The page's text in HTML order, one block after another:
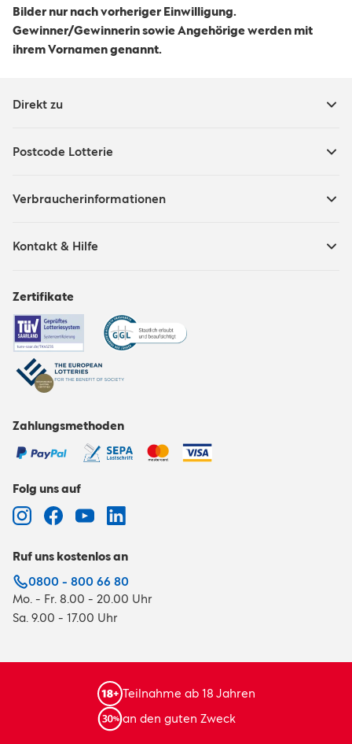
Bilder nur nach vorheriger Einwilligung.
Gewinner/Gewinnerin sowie Angehörige werden mit
ihrem Vornamen genannt.
Direkt zu
Postcode Lotterie
Verbraucherinformationen
Kontakt & Hilfe
Zertifikate
Zahlungsmethoden
Folg uns auf
Ruf uns kostenlos an
0800 - 800 66 80
Mo. - Fr. 8.00 - 20.00 Uhr
Sa. 9.00 - 17.00 Uhr
Teilnahme ab 18 Jahren
an den guten Zweck